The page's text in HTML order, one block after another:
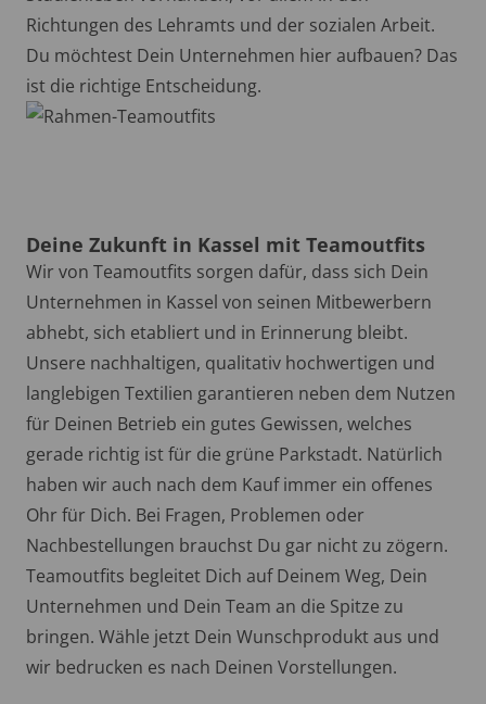
Richtungen des Lehramts und der sozialen Arbeit.
Du möchtest Dein Unternehmen hier aufbauen? Das
ist die richtige Entscheidung.
Deine Zukunft in Kassel mit Teamoutfits
Wir von Teamoutfits sorgen dafür, dass sich Dein
Unternehmen in Kassel von seinen Mitbewerbern
abhebt, sich etabliert und in Erinnerung bleibt.
Unsere nachhaltigen, qualitativ hochwertigen und
langlebigen Textilien garantieren neben dem Nutzen
für Deinen Betrieb ein gutes Gewissen, welches
gerade richtig ist für die grüne Parkstadt. Natürlich
haben wir auch nach dem Kauf immer ein offenes
Ohr für Dich. Bei Fragen, Problemen oder
Nachbestellungen brauchst Du gar nicht zu zögern.
Teamoutfits begleitet Dich auf Deinem Weg, Dein
Unternehmen und Dein Team an die Spitze zu
bringen. Wähle jetzt Dein Wunschprodukt aus und
wir bedrucken es nach Deinen Vorstellungen.